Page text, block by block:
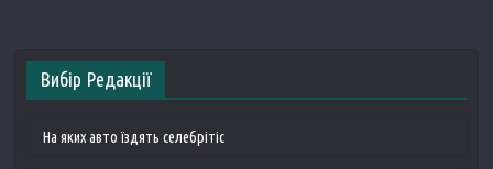
Вибір Редакції
На яких авто їздять селебрітіс